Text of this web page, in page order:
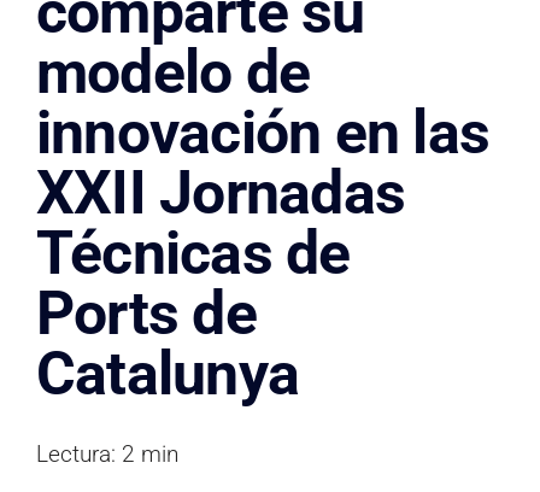
Documentación
Contacto
modelo de
innovación en las
XXII Jornadas
Técnicas de
Ports de
Catalunya
Lectura: 2 min